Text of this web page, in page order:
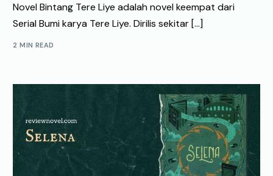
Novel Bintang Tere Liye adalah novel keempat dari
Serial Bumi karya Tere Liye. Dirilis sekitar […]
2 MIN READ